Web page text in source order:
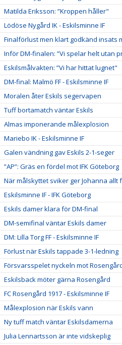
Matilda Eriksson: ”Kroppen håller"
Lödöse Nygård IK - Eskilsminne IF
Finalförlust men klart godkänd insats
Inför DM-finalen: ”Vi spelar helt utan
Eskilsmålvakten: ”Vi har hittat lugnet"
DM-final: Malmö FF - Eskilsminne IF
Moralen åter Eskils segervapen
Tuff bortamatch väntar Eskils
Almas imponerande målexplosion
Mariebo IK - Eskilsminne IF
Galen vändning gav Eskils 2-1-seger
”AP”: Gräs en fördel mot IFK Göteborg
När målskyttet sviker ger Johanna allt
Eskilsminne IF - IFK Göteborg
Eskils damer klara för DM-final
DM-semifinal väntar Eskils damer
DM: Lilla Torg FF - Eskilsminne IF
Förlust när Eskils tappade 3-1-ledning
Försvarsspelet nyckeln mot
Eskilsback möter gärna Rosengård
FC Rosengård 1917 - Eskilsminne IF
Målexplosion när Eskils vann
Ny tuff match väntar Eskilsdamerna
Julia Lennartsson är inte vidskeplig